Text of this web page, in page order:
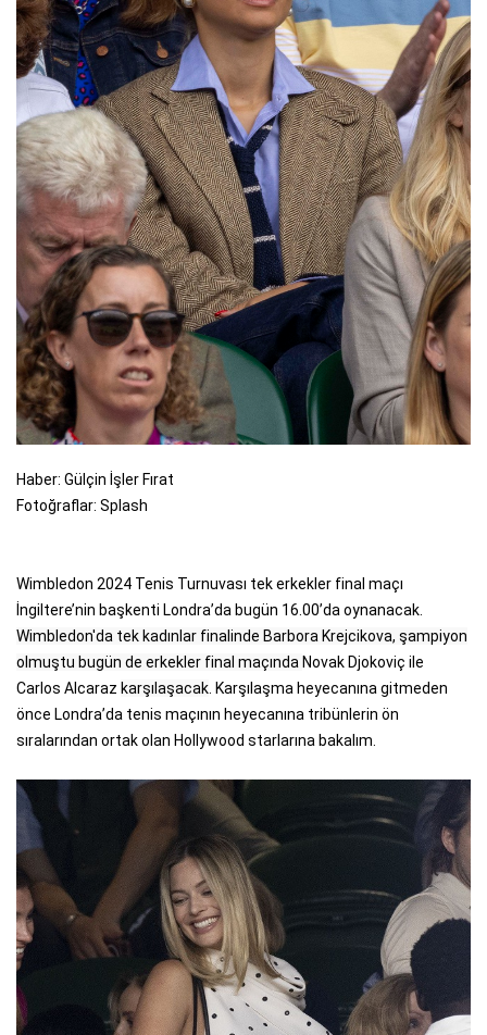
Haber: Gülçin İşler Fırat
Fotoğraflar: Splash
Wimbledon 2024 Tenis Turnuvası tek erkekler final maçı
İngiltere’nin başkenti Londra’da bugün 16.00’da oynanacak.
Wimbledon'da tek kadınlar finalinde Barbora Krejcikova, şampiyon
olmuştu bugün de erkekler final maçında Novak Djokoviç ile
Carlos Alcaraz karşılaşacak . Karşılaşma heyecanına gitmeden
önce Londra’da tenis maçının heyecanına tribünlerin ön
sıralarından ortak olan Hollywood starlarına bakalım.